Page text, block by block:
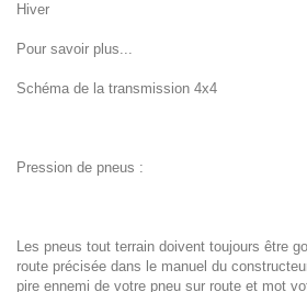
Hiver
Pour savoir plus...
Schéma de la transmission 4x4
Pression de pneus :
Les pneus tout terrain doivent toujours être
route précisée dans le manuel du
pire ennemi de votre pneu sur route et mot